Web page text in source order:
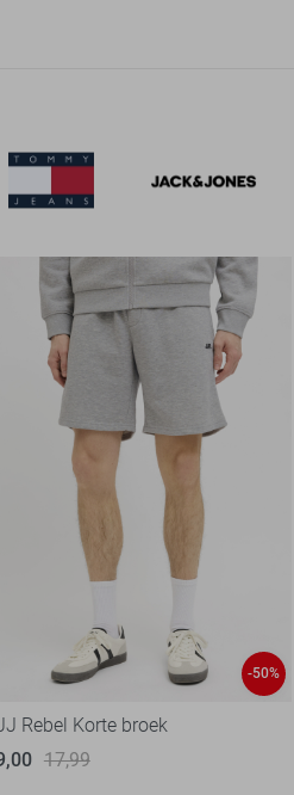
-50%
Rebel Korte broek
17,99